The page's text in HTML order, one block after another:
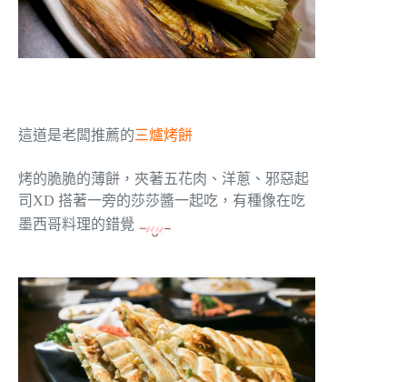
這道是老闆推薦的三爐烤餅
烤的脆脆的薄餅，夾著五花肉、洋蔥、邪惡起
司XD 搭著一旁的莎莎醬一起吃，有種像在吃
墨西哥料理的錯覺